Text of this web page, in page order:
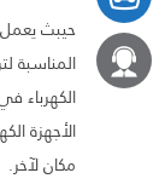
حيبث يعمل
المناسبة
الكهرباء
الأجهزة
مكان لآخر.